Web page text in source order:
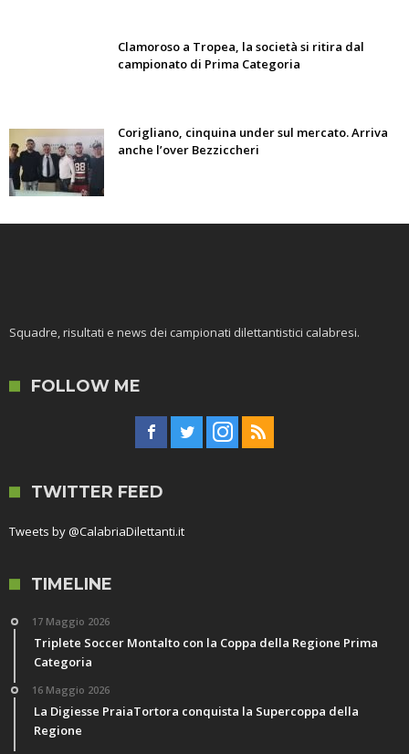
Clamoroso a Tropea, la società si ritira dal
campionato di Prima Categoria
Corigliano, cinquina under sul mercato. Arriva
anche l’over Bezziccheri
Squadre, risultati e news dei campionati dilettantistici calabresi.
FOLLOW ME
TWITTER FEED
Tweets by @CalabriaDilettanti.it
TIMELINE
17 Maggio 2026
Triplete Soccer Montalto con la Coppa della Regione Prima
Categoria
16 Maggio 2026
La Digiesse PraiaTortora conquista la Supercoppa della
Regione